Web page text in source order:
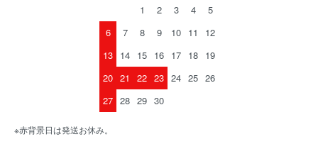
1
2 3 4
5
6
7 8 9 10 11
12
13 14 15 16 17 18 19
20 21 22 23 24 25 26
27 28 29 30
※赤背景日は発送お休み。